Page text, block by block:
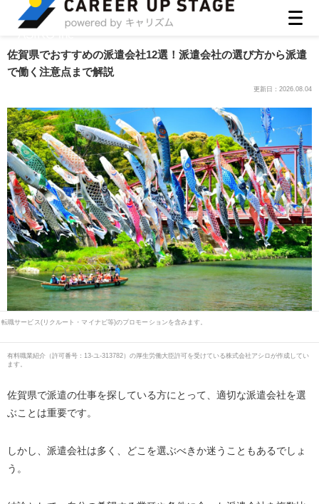
佐賀県でおすすめの派遣会社12選！派遣会社の選び方から派遣
で働く注意点まで解説
更新日：2026.08.04
転職サービス(リクルート・マイナビ等)のプロモーションを含みます。
有料職業紹介（許可番号：13-ユ-313782）の厚生労働大臣許可を受けている株式会社アシロが作成してい
ます。
佐賀県で派遣の仕事を探している方にとって、適切な派遣会社を選
ぶことは重要です。
しかし、派遣会社は多く、どこを選ぶべきか迷うこともあるでしょ
う。